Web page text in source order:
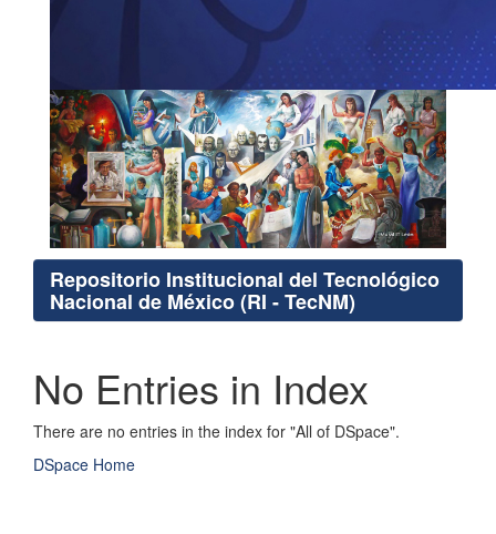
Repositorio Institucional del Tecnológico
Nacional de México (RI - TecNM)
No Entries in Index
There are no entries in the index for "All of DSpace".
DSpace Home